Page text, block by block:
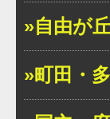
»自由が
»町田・